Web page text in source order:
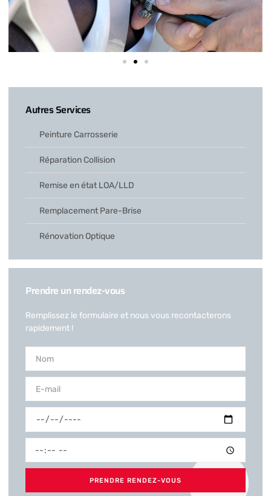
Autres Services
Peinture Carrosserie
Réparation Collision
Remise en état LOA/LLD
Remplacement Pare-Brise
Rénovation Optique
Prendre un rendez-vous
Remplissez le formulaire et nous vous recontacterons
rapidement !
PRENDRE RENDEZ-VOUS